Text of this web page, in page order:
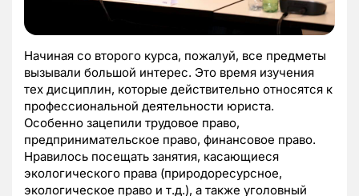
Начиная со второго курса, пожалуй, все предметы
вызывали большой интерес. Это время изучения
тех дисциплин, которые действительно относятся к
профессиональной деятельности юриста.
Особенно зацепили трудовое право,
предпринимательское право, финансовое право.
Нравилось посещать занятия, касающиеся
экологического права (природоресурсное,
экологическое право и т.д.), а также уголовный